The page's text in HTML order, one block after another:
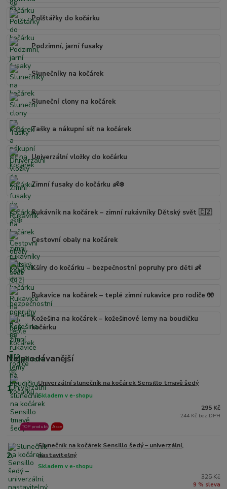
Polštářky do kočárku
Podzimní, jarní fusaky
Slunečníky na kočárek
Sluneční clony na kočárek
Tašky a nákupní síť na kočárek
Univerzální vložky do kočárku
Zimní fusaky do kočárku 👶❄️
Rukávník na kočárek – zimní rukávníky Dětský svět 🇨🇿
Cestovní obaly na kočárek
Kšíry do kočárku – bezpečnostní popruhy pro děti 👶
Rukavice na kočárek – teplé zimní rukavice pro rodiče 🧤
Kožešina na kočárek – kožešinové lemy na boudičku
kočárku
Nejprodávanější
1. Univerzální slunečník na kočárek Sensillo tmavě šedý
Skladem v e-shopu
TOP produkt Akce
295 Kč
244 Kč bez DPH
2.
Slunečník na kočárek Sensillo šedý – univerzální,
nastavitelný
Skladem v e-shopu
325 Kč
9 % sleva